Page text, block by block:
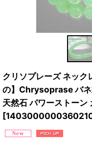
クリソプレーズ ネック
の】Chrysoprase バネ
天然石 パワーストーン
[